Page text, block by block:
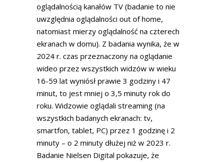
oglądalnością kanałów TV (badanie to nie
uwzględnia oglądalności out of home,
natomiast mierzy oglądalność na czterech
ekranach w domu). Z badania wynika, że w
2024 r. czas przeznaczony na oglądanie
wideo przez wszystkich widzów w wieku
16-59 lat wyniósł prawie 3 godziny i 47
minut, to jest mniej o 3,5 minuty rok do
roku. Widzowie oglądali streaming (na
wszystkich badanych ekranach: tv,
smartfon, tablet, PC) przez 1 godzinę i 2
minuty – o 2 minuty dłużej niż w 2023 r.
Badanie Nielsen Digital pokazuje, że